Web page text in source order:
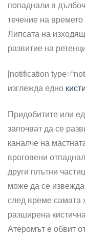
попаднали в
течение на
Липсата на
развитие на
[notification
изглежда едно
Придобитите или
започват да се
каналче на
вроговени
други плътни
може да се
след време самата
разширена
Атеромът е обвит